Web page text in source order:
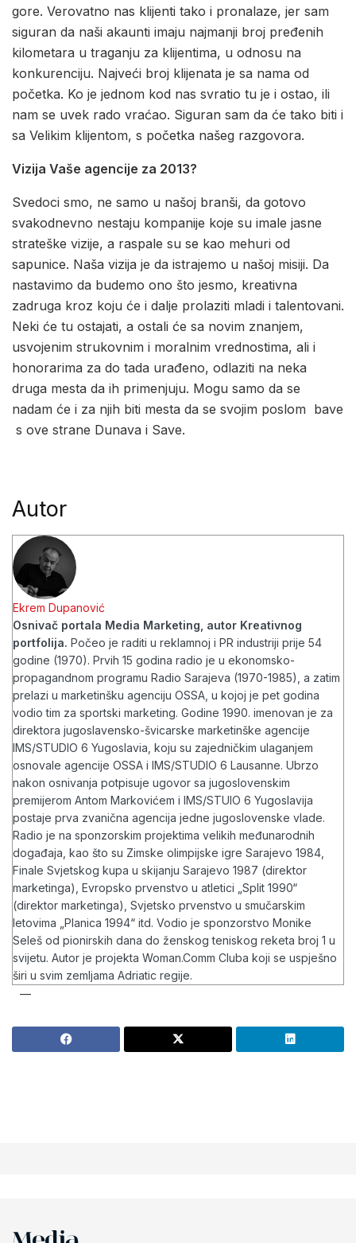
gore. Verovatno nas klijenti tako i pronalaze, jer sam
siguran da naši akaunti imaju najmanji broj pređenih
kilometara u traganju za klijentima, u odnosu na
konkurenciju. Najveći broj klijenata je sa nama od
početka. Ko je jednom kod nas svratio tu je i ostao, ili
nam se uvek rado vraćao. Siguran sam da će tako biti i
sa Velikim klijentom, s početka našeg razgovora.
Vizija Vaše agencije za 2013?
Svedoci smo, ne samo u našoj branši, da gotovo
svakodnevno nestaju kompanije koje su imale jasne
strateške vizije, a raspale su se kao mehuri od
sapunice. Naša vizija je da istrajemo u našoj misiji. Da
nastavimo da budemo ono što jesmo, kreativna
zadruga kroz koju će i dalje prolaziti mladi i talentovani.
Neki će tu ostajati, a ostali će sa novim znanjem,
usvojenim strukovnim i moralnim vrednostima, ali i
honorarima za do tada urađeno, odlaziti na neka
druga mesta da ih primenjuju. Mogu samo da se
nadam će i za njih biti mesta da se svojim poslom bave
s ove strane Dunava i Save.
Autor
Ekrem Dupanović
Osnivač portala Media Marketing, autor Kreativnog
portfolija. Počeo je raditi u reklamnoj i PR industriji prije 54
godine (1970). Prvih 15 godina radio je u ekonomsko-
propagandnom programu Radio Sarajeva (1970-1985), a zatim
prelazi u marketinšku agenciju OSSA, u kojoj je pet godina
vodio tim za sportski marketing. Godine 1990. imenovan je za
direktora jugoslavensko-švicarske marketinške agencije
IMS/STUDIO 6 Yugoslavia, koju su zajedničkim ulaganjem
osnovale agencije OSSA i IMS/STUDIO 6 Lausanne. Ubrzo
nakon osnivanja potpisuje ugovor sa jugoslovenskim
premijerom Antom Markovićem i IMS/STUIO 6 Yugoslavija
postaje prva zvanična agencija jedne jugoslovenske vlade.
Radio je na sponzorskim projektima velikih međunarodnih
događaja, kao što su Zimske olimpijske igre Sarajevo 1984,
Finale Svjetskog kupa u skijanju Sarajevo 1987 (direktor
marketinga), Evropsko prvenstvo u atletici „Split 1990“
(direktor marketinga), Svjetsko prvenstvo u smučarskim
letovima „Planica 1994“ itd. Vodio je sponzorstvo Monike
Seleš od pionirskih dana do ženskog teniskog reketa broj 1 u
svijetu. Autor je projekta Woman.Comm Cluba koji se uspješno
širi u svim zemljama Adriatic regije.